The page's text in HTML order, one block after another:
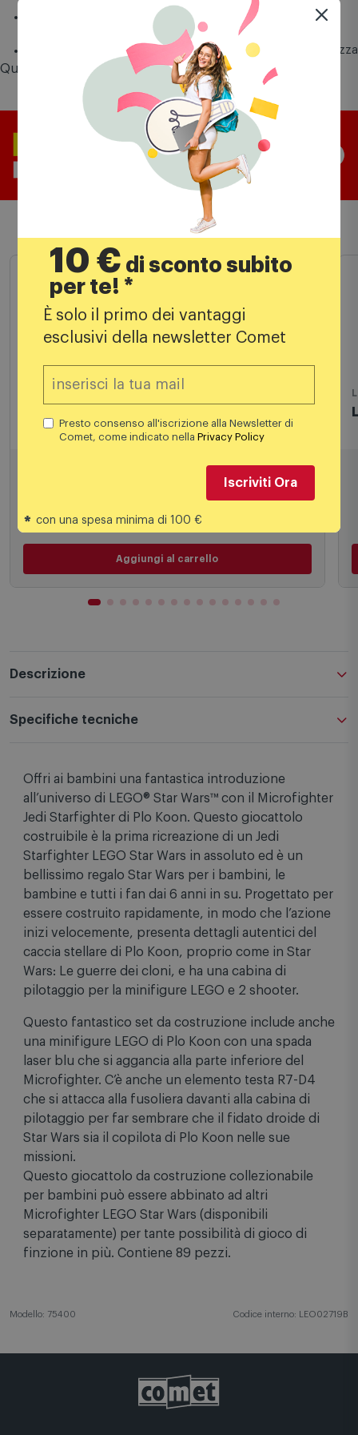
Include la testa di R7-D4, applicabile alla fusoliera davanti
Misura 3 cm di altezza, 11 cm di lunghezza e 8 cm di larghezza
Questo prodotto vale fino a5 puntiComet Mia
Prodotti simili
14,99 €
Aggiungi al carrello
Descrizione
Specifiche tecniche
Offri ai bambini una fantastica introduzione
all’universo di LEGO® Star Wars™ con il Microfighter
Jedi Starfighter di Plo Koon. Questo giocattolo
costruibile è la prima ricreazione di un Jedi
Starfighter LEGO Star Wars in assoluto ed è un
bellissimo regalo Star Wars per i bambini, le
bambine e tutti i fan dai 6 anni in su. Progettato per
essere costruito rapidamente, in modo che l’azione
inizi velocemente, presenta dettagli autentici del
caccia stellare di Plo Koon, proprio come in Star
Wars: Le guerre dei cloni, e ha una cabina di
pilotaggio per la minifigure LEGO e 2 shooter.
Questo fantastico set da costruzione include anche
una minifigure LEGO di Plo Koon con una spada
laser blu che si aggancia alla parte inferiore del
Microfighter. C’è anche un elemento testa R7-D4
che si attacca alla fusoliera davanti alla cabina di
pilotaggio per far sembrare che il fidato droide di
Star Wars sia il copilota di Plo Koon nelle sue
missioni.
Questo giocattolo da costruzione collezionabile
per bambini può essere abbinato ad altri
Microfighter LEGO Star Wars (disponibili
separatamente) per tante possibilità di gioco di
finzione in più. Contiene 89 pezzi.
Modello: 75400 Codice interno: LEO02719B
10 € di sconto subito
per te! *
È solo il primo dei vantaggi
esclusivi della newsletter Comet
Presto consenso all'iscrizione alla Newsletter di
Comet, come indicato nellaPrivacy Policy
Iscriviti Ora
* con una spesa minima di 100 €